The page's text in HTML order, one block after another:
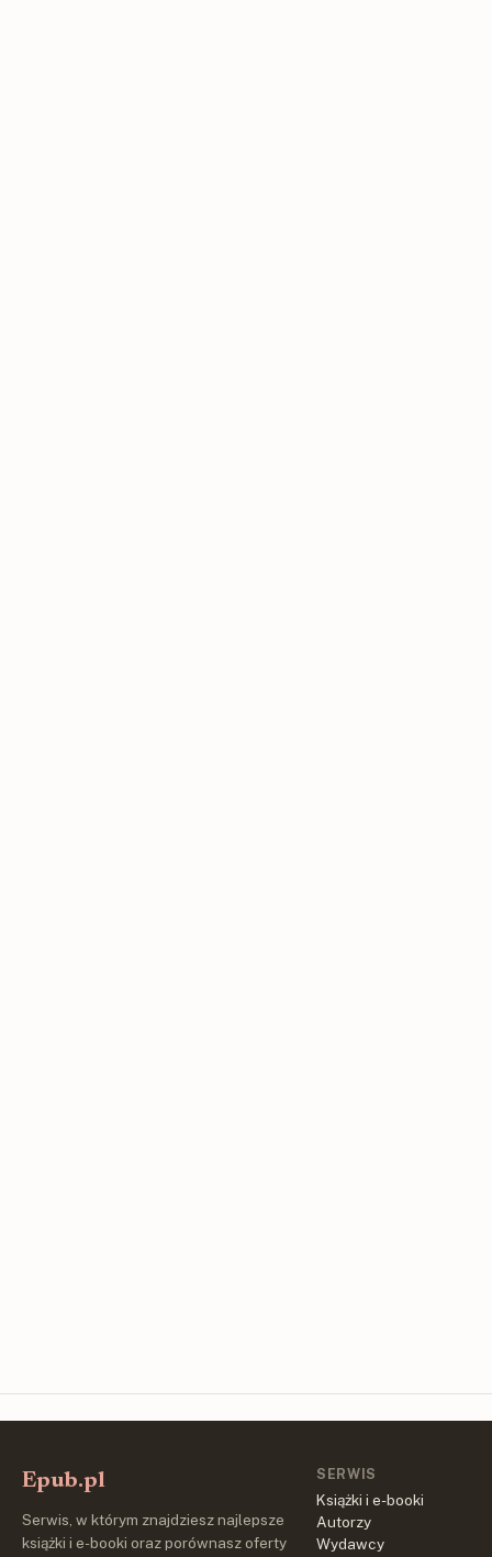
Epub.pl
Serwis, w którym znajdziesz najlepsze
książki i e-booki oraz porównasz oferty
SERWIS
Książki i e-booki
Autorzy
Wydawcy